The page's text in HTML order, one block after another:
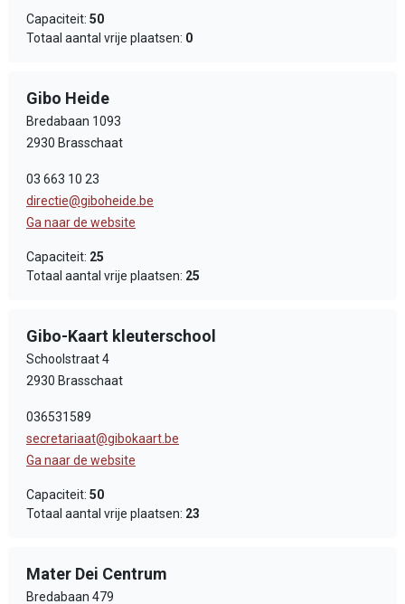
Capaciteit: 50
Totaal aantal vrije plaatsen: 0
Gibo Heide
Bredabaan 1093
2930 Brasschaat
03 663 10 23
directie@giboheide.be
Ga naar de website
Capaciteit: 25
Totaal aantal vrije plaatsen: 25
Gibo-Kaart kleuterschool
Schoolstraat 4
2930 Brasschaat
036531589
secretariaat@gibokaart.be
Ga naar de website
Capaciteit: 50
Totaal aantal vrije plaatsen: 23
Mater Dei Centrum
Bredabaan 479